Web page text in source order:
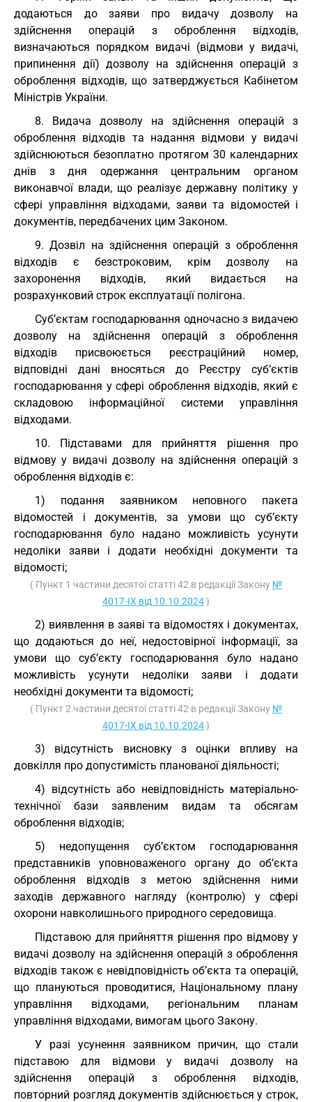
додаються до заяви про видачу дозволу на
здійснення операцій з оброблення відходів,
визначаються порядком видачі (відмови у видачі,
припинення дії) дозволу на здійснення операцій з
оброблення відходів, що затверджується Кабінетом
Міністрів України.
8. Видача дозволу на здійснення операцій з
оброблення відходів та надання відмови у видачі
здійснюються безоплатно протягом 30 календарних
днів з дня одержання центральним органом
виконавчої влади, що реалізує державну політику у
сфері управління відходами, заяви та відомостей і
документів, передбачених цим Законом.
9. Дозвіл на здійснення операцій з оброблення
відходів є безстроковим, крім дозволу на
захоронення відходів, який видається на
розрахунковий строк експлуатації полігона.
Суб’єктам господарювання одночасно з видачею
дозволу на здійснення операцій з оброблення
відходів присвоюється реєстраційний номер,
відповідні дані вносяться до Реєстру суб’єктів
господарювання у сфері оброблення відходів, який є
складовою інформаційної системи управління
відходами.
10. Підставами для прийняття рішення про
відмову у видачі дозволу на здійснення операцій з
оброблення відходів є:
1) подання заявником неповного пакета
відомостей і документів, за умови що суб’єкту
господарювання було надано можливість усунути
недоліки заяви і додати необхідні документи та
відомості;
( Пункт 1 частини десятої статті 42 в редакції Закону №
4017-IX від 10.10.2024)
2) виявлення в заяві та відомостях і документах,
що додаються до неї, недостовірної інформації, за
умови що суб’єкту господарювання було надано
можливість усунути недоліки заяви і додати
необхідні документи та відомості;
( Пункт 2 частини десятої статті 42 в редакції Закону №
4017-IX від 10.10.2024)
3) відсутність висновку з оцінки впливу на
довкілля про допустимість планованої діяльності;
4) відсутність або невідповідність матеріально-
технічної бази заявленим видам та обсягам
оброблення відходів;
5) недопущення суб’єктом господарювання
представників уповноваженого органу до об’єкта
оброблення відходів з метою здійснення ними
заходів державного нагляду (контролю) у сфері
охорони навколишнього природного середовища.
Підставою для прийняття рішення про відмову у
видачі дозволу на здійснення операцій з оброблення
відходів також є невідповідність об’єкта та операцій,
що плануються проводитися, Національному плану
управління відходами, регіональним планам
управління відходами, вимогам цього Закону.
У разі усунення заявником причин, що стали
підставою для відмови у видачі дозволу на
здійснення операцій з оброблення відходів,
повторний розгляд документів здійснюється у строк,